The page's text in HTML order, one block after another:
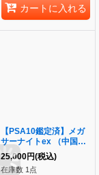
カートに入れる
【PSA10鑑定済】メガ
サーナイトex （中国語
箔押しエラー）《MA》
{226/193}[-]
25,000円(税込)
在庫数 1点